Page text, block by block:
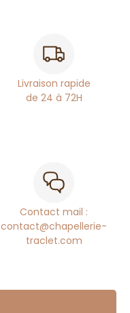
Livraison rapide
de 24 à 72H
Contact mail :
contact@chapellerie-
traclet.com